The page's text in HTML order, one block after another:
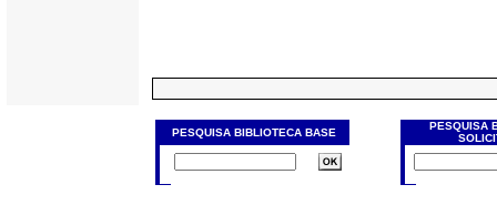
PESQUISA BIBLIOTECA BASE
PESQUISA